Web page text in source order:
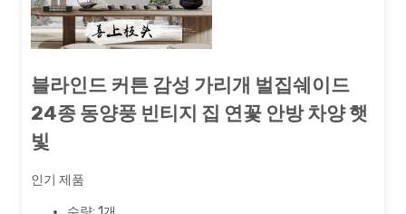
블라인드 커튼 감성 가리개 벌집쉐이드
24종 동양풍 빈티지 집 연꽃 안방 차양 햇
빛
인기 제품